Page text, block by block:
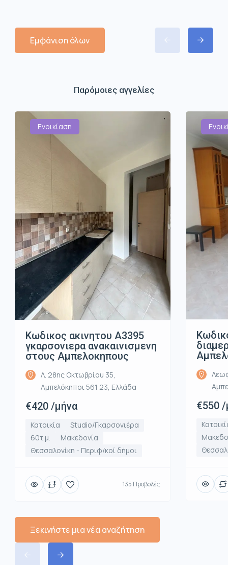
Εμφάνιση όλων
Παρόμοιες αγγελίες
Ενοικίαση
Κωδικος ακινητου Α3395
γκαρσονιερα ανακαινισμενη
στους Αμπελοκηπους
Λ. 28ης Οκτωβρίου 35,
Αμπελόκηποι 561 23, Ελλάδα
€420 /μήνα
Κατοικία
Studio/Γκαρσονιέρα
60τ.μ.
Μακεδονία
Θεσσαλονίκη - Περιφ/κοί δήμοι
135 Προβολές
€550
Ξεκινήστε μια νέα αναζήτηση